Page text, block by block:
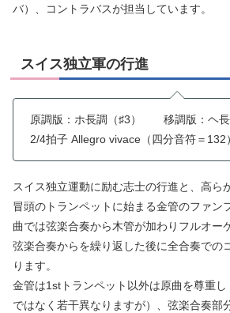
バ）、コントラバスが担当しています。
スイス独立軍の行進
原調版：ホ長調（♯3） 移調版：ヘ長
2/4拍子 Allegro vivace（四分音符＝132）
スイス独立運動に励む志士の行進と、高ら
冒頭のトランペットに始まる金管のファン
曲では弦楽合奏から木管が加わりフルオー
弦楽合奏からを繰り返した後に全合奏での
ります。
金管は1stトランペット以外は原曲を尊重し
ではなく若干異なりますが）、弦楽合奏部